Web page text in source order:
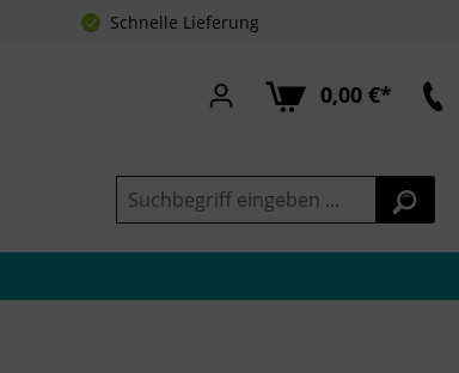
Schnelle Lieferung
0,00 €*